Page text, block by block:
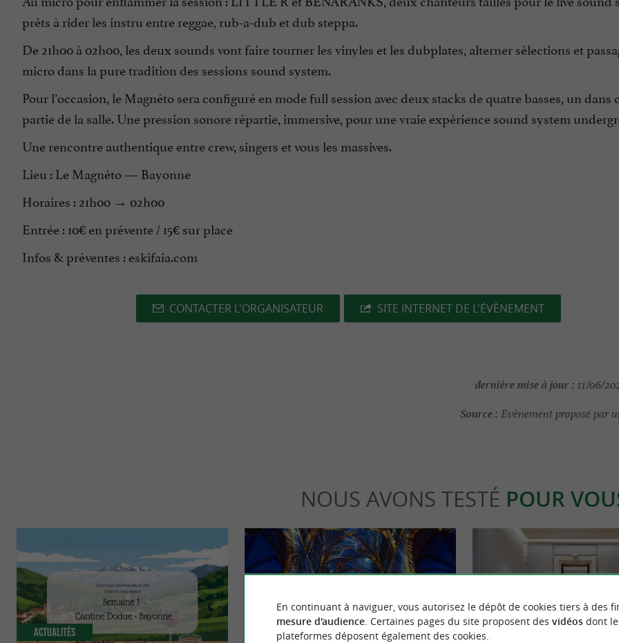
prêts à rider les instru entre reggae, rub-a-dub et dub steppa.
De 21h00 à 02h00, les deux sounds vont faire tourner les vinyles et les dubplates, alterner sélections et
micro dans la pure tradition des sessions sound system.
Pour l’occasion, le Magnéto sera configuré en mode full session avec deux stacks de quatre basses, un dans
partie de la salle. Une pression sonore répartie, immersive, pour une vraie expérience sound system
Une rencontre authentique entre crew, singers et vous les massives.
Lieu : Le Magnéto — Bayonne
Horaires : 21h00 → 02h00
Entrée : 10€ en prévente / 15€ sur place
Infos & préventes : eskifaia.com
CONTACTER L'ORGANISATEUR SITE INTERNET DE L'ÉVÈNEMENT
dernière mise à jour : 11/06/
Source : Evènement proposé par
NOUS AVONS TESTÉ POUR
Actualités Incontournable
En continuant à naviguer, vous autorisez le dépôt de cookies tiers à des
mesure d'audience. Certaines pages du site proposent des vidéosdont
plateformes déposent également des cookies.